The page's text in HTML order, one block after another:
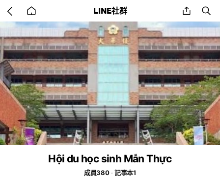
back
to
home
LINE社群 share
Hội du học sinh Mẫn Thực
成員380
記事本1